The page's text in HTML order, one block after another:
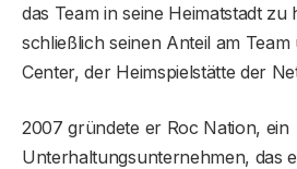
das Team in seine Heimatstadt
schließlich seinen Anteil am
Center, der Heimspielstätte der
2007 gründete er Roc Nation, ein
Unterhaltungsunternehmen, das